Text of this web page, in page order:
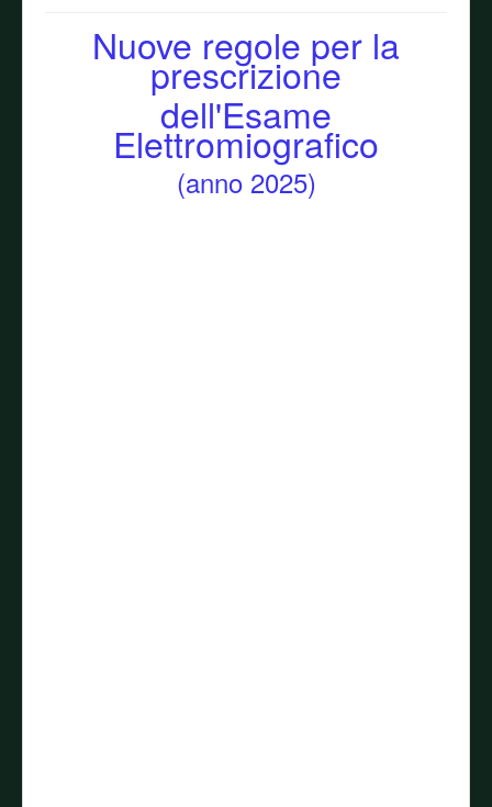
Nuove regole per la
prescrizione
dell'Esame
Elettromiografico
(anno 2025)